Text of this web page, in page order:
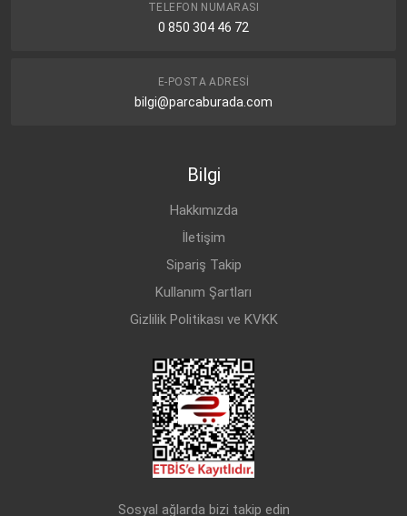
TELEFON NUMARASI
0 850 304 46 72
E-POSTA ADRESI
bilgi@parcaburada.com
Bilgi
Hakkımızda
İletişim
Sipariş Takip
Kullanım Şartları
Gizlilik Politikası ve KVKK
Sosyal ağlarda bizi takip edin